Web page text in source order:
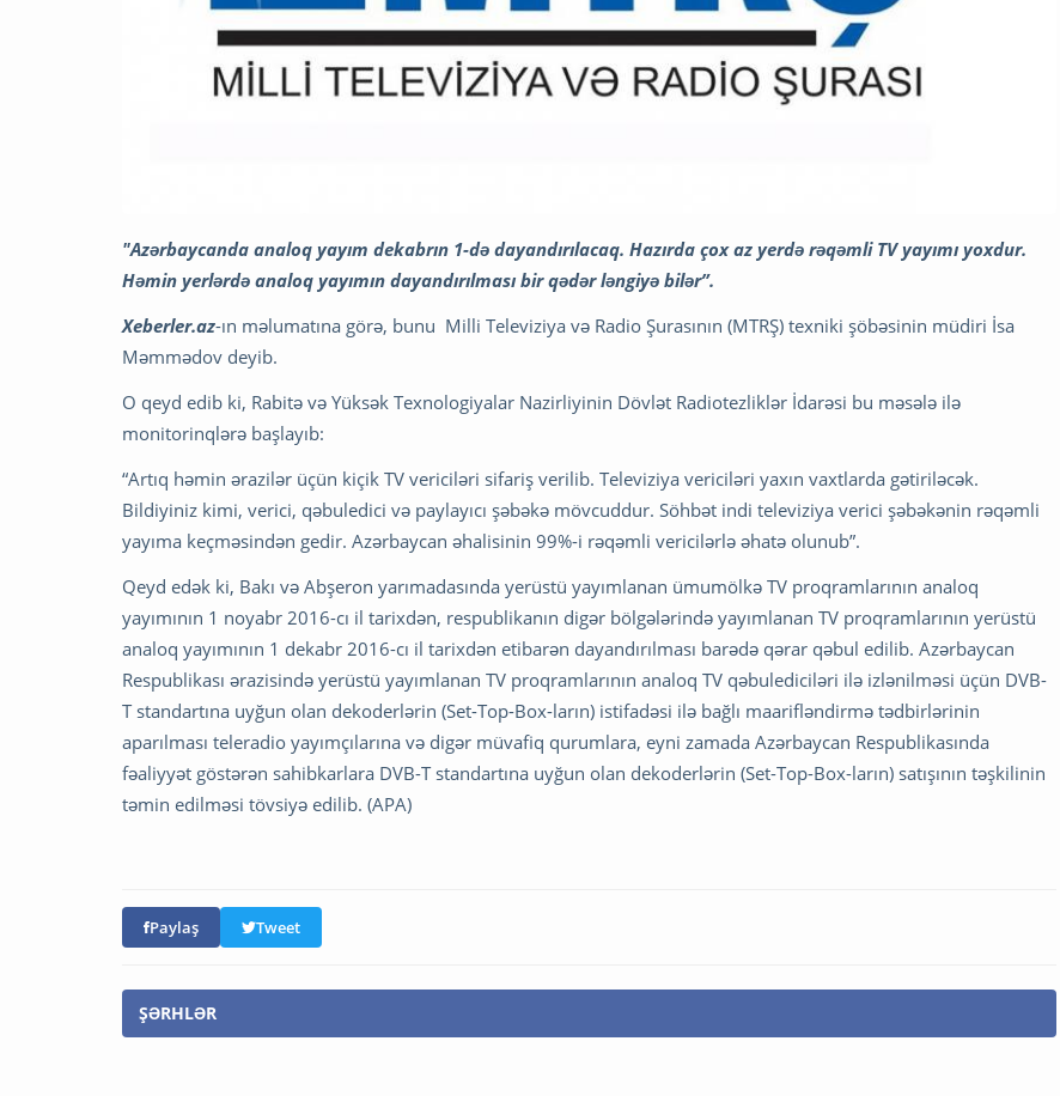
"Azərbaycanda analoq yayım dekabrın 1-də dayandırılacaq. Hazırda çox az yerdə rəqəmli TV yayımı yoxdur.
Həmin yerlərdə analoq yayımın dayandırılması bir qədər ləngiyə bilər”.
Xeberler.az-ın məlumatına görə, bunu Milli Televiziya və Radio Şurasının (MTRŞ) texniki şöbəsinin müdiri İsa
Məmmədov deyib.
O qeyd edib ki, Rabitə və Yüksək Texnologiyalar Nazirliyinin Dövlət Radiotezliklər İdarəsi bu məsələ ilə
monitorinqlərə başlayıb:
“Artıq həmin ərazilər üçün kiçik TV vericiləri sifariş verilib. Televiziya vericiləri yaxın vaxtlarda gətiriləcək.
Bildiyiniz kimi, verici, qəbuledici və paylayıcı şəbəkə mövcuddur. Söhbət indi televiziya verici şəbəkənin rəqəmli
yayıma keçməsindən gedir. Azərbaycan əhalisinin 99%-i rəqəmli vericilərlə əhatə olunub”.
Qeyd edək ki, Bakı və Abşeron yarımadasında yerüstü yayımlanan ümumölkə TV proqramlarının analoq
yayımının 1 noyabr 2016-cı il tarixdən, respublikanın digər bölgələrində yayımlanan TV proqramlarının yerüstü
analoq yayımının 1 dekabr 2016-cı il tarixdən etibarən dayandırılması barədə qərar qəbul edilib. Azərbaycan
Respublikası ərazisində yerüstü yayımlanan TV proqramlarının analoq TV qəbulediciləri ilə izlənilməsi üçün DVB-
T standartına uyğun olan dekoderlərin (Set-Top-Box-ların) istifadəsi ilə bağlı maarifləndirmə tədbirlərinin
aparılması teleradio yayımçılarına və digər müvafiq qurumlara, eyni zamada Azərbaycan Respublikasında
fəaliyyət göstərən sahibkarlara DVB-T standartına uyğun olan dekoderlərin (Set-Top-Box-ların) satışının təşkilinin
təmin edilməsi tövsiyə edilib. (APA)
Paylaş Tweet
ŞƏRHLƏR